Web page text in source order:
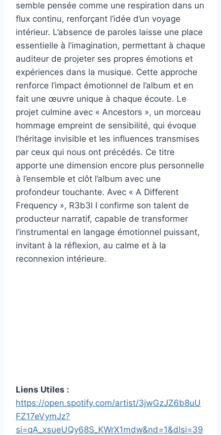
semble pensée comme une respiration dans un
flux continu, renforçant l’idée d’un voyage
intérieur. L’absence de paroles laisse une place
essentielle à l’imagination, permettant à chaque
auditeur de projeter ses propres émotions et
expériences dans la musique. Cette approche
renforce l’impact émotionnel de l’album et en
fait une œuvre unique à chaque écoute. Le
projet culmine avec « Ancestors », un morceau
hommage empreint de sensibilité, qui évoque
l’héritage invisible et les influences transmises
par ceux qui nous ont précédés. Ce titre
apporte une dimension encore plus personnelle
à l’ensemble et clôt l’album avec une
profondeur touchante. Avec « A Different
Frequency », R3b3l I confirme son talent de
producteur narratif, capable de transformer
l’instrumental en langage émotionnel puissant,
invitant à la réflexion, au calme et à la
reconnexion intérieure.
Liens Utiles :
https://open.spotify.com/artist/3jwGzJZ6b8uU
FZ17eVymJz?
si=qA_xsueUQy68S_KWrX1mdw&nd=1&dlsi=39